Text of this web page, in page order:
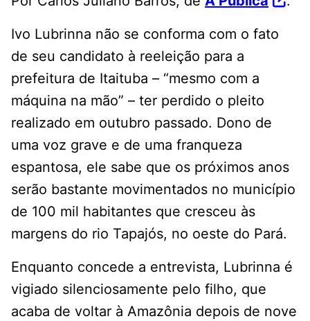
Ivo Lubrinna não se conforma com o fato
de seu candidato à reeleição para a
prefeitura de Itaituba – “mesmo com a
máquina na mão” – ter perdido o pleito
realizado em outubro passado. Dono de
uma voz grave e de uma franqueza
espantosa, ele sabe que os próximos anos
serão bastante movimentados no município
de 100 mil habitantes que cresceu às
margens do rio Tapajós, no oeste do Pará.
Enquanto concede a entrevista, Lubrinna é
vigiado silenciosamente pelo filho, que
acaba de voltar à Amazônia depois de nove